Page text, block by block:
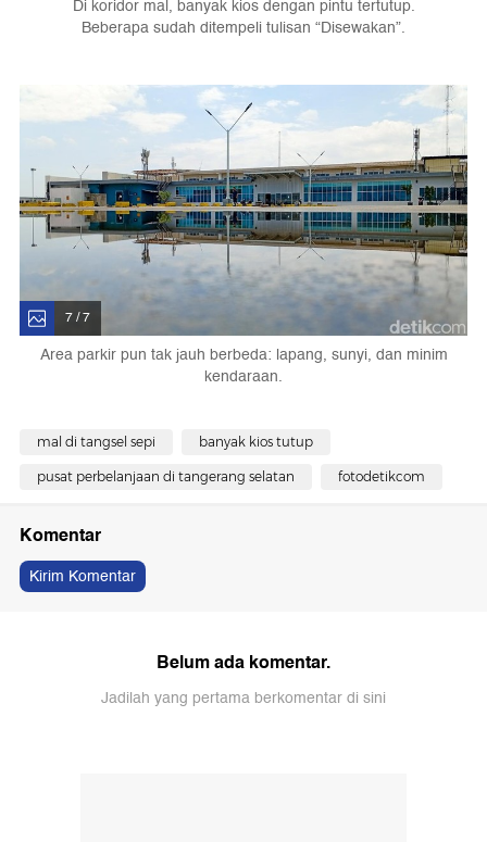
Di koridor mal, banyak kios dengan pintu tertutup.
Beberapa sudah ditempeli tulisan “Disewakan”.
7 / 7
Area parkir pun tak jauh berbeda: lapang, sunyi, dan minim
kendaraan.
mal di tangsel sepi banyak kios tutup
pusat perbelanjaan di tangerang selatan fotodetikcom
Komentar
Kirim Komentar
Belum ada komentar.
Jadilah yang pertama berkomentar di sini